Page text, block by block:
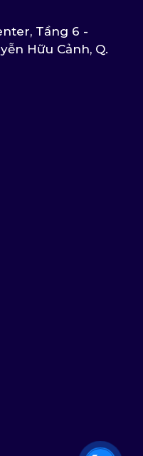
Tầng 6 -
Hữu Cảnh, Q.